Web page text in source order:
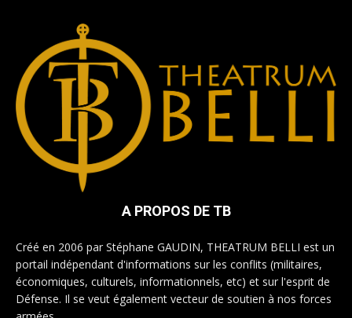
A PROPOS DE TB
Créé en 2006 par Stéphane GAUDIN, THEATRUM BELLI est un
portail indépendant d'informations sur les conflits (militaires,
économiques, culturels, informationnels, etc) et sur l'esprit de
Défense. Il se veut également vecteur de soutien à nos forces